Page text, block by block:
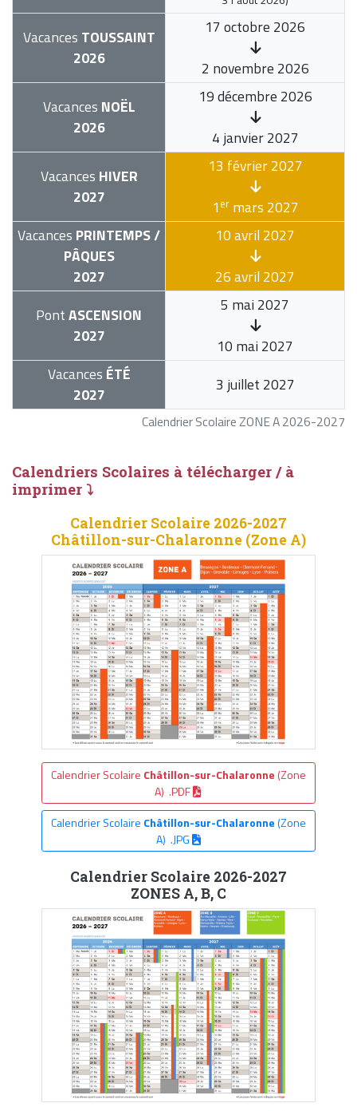
Calendrier Scolaire ZONE A 2026-2027
Vacances TOUSSAINT
2026
17 octobre 2026
2 novembre 2026
Vacances NOËL
2026
19 décembre 2026
4 janvier 2027
Vacances HIVER
2027
13 février 2027
1ermars 2027
Vacances PRINTEMPS /
PÂQUES
2027
10 avril 2027
26 avril 2027
PontASCENSION
2027
5 mai 2027
10 mai 2027
Vacances ÉTÉ
2027
3 juillet 2027
Calendriers Scolaires à télécharger / à
imprimer ⤵
Calendrier Scolaire 2026-2027
Châtillon-sur-Chalaronne (Zone A)
Calendrier Scolaire Châtillon-sur-Chalaronne (Zone
A) .PDF
Calendrier Scolaire Châtillon-sur-Chalaronne(Zone
A) .JPG
Calendrier Scolaire 2026-2027
ZONES A, B, C